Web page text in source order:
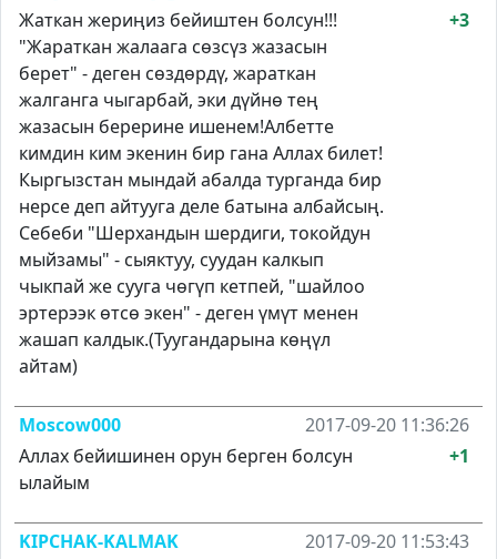
Жаткан жериңиз бейиштен болсун!!!
"Жараткан жалаага сөзсүз жазасын
берет" - деген сөздөрдү, жараткан
жалганга чыгарбай, эки дүйнө тең
жазасын берерине ишенем!Албетте
кимдин ким экенин бир гана Аллах билет!
Кыргызстан мындай абалда турганда бир
нерсе деп айтууга деле батына албайсың.
Себеби "Шерхандын шердиги, токойдун
мыйзамы" - сыяктуу, суудан калкып
чыкпай же сууга чөгүп кетпей, "шайлоо
эртерээк өтсө экен" - деген үмүт менен
жашап калдык.(Туугандарына көңүл
айтам)
+3
Moscow000
2017-09-20 11:36:26
Аллах бейишинен орун берген болсун
ылайым
+1
KIPCHAK-KALMAK
2017-09-20 11:53:43